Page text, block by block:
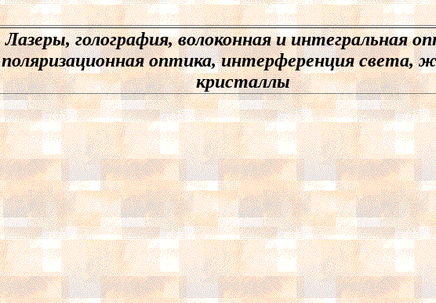
Лазеры, голография, волоконная и интегральная
поляризационная оптика, интерференция света,
кристаллы